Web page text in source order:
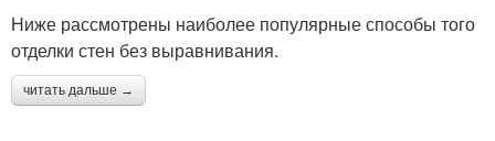
Ниже рассмотрены наиболее популярные способы того
отделки стен без выравнивания.
читать дальше →